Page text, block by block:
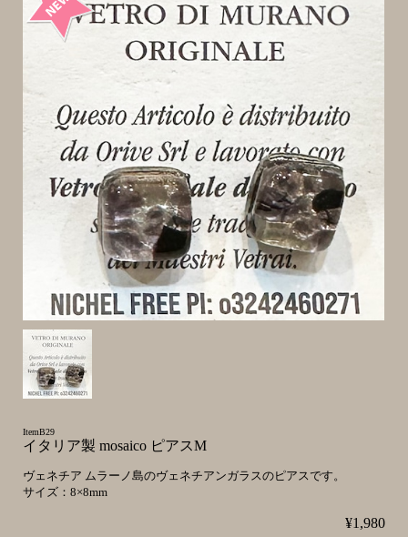
ItemB29
イタリア製 mosaico ピアスM
ヴェネチア ムラーノ島のヴェネチアンガラスのピアスです。
サイズ：8×8mm
¥1,980